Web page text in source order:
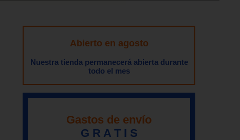
Abierto en agosto
Nuestra tienda permanecerá abierta durante
todo el mes
Gastos de envío
G R A T I S